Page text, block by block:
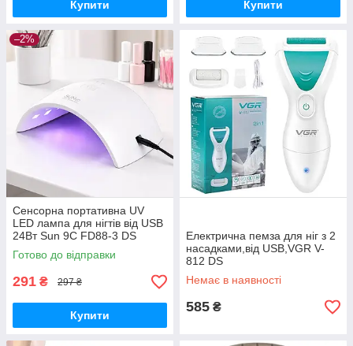
Купити Купити
–2%
Сенсорна портативна UV
LED лампа для нігтів від USB
24Вт Sun 9C FD88-3 DS
Готово до відправки
291 ₴ 297 ₴
Купити
Електрична пемза для ніг з 2
насадками,від USB,VGR V-
812 DS
Немає в наявності
585 ₴